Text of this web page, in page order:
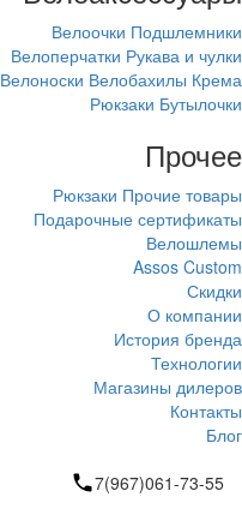
Велоочки Подшлемники
Велоперчатки Рукава и чулки
Велоноски Велобахилы Крема
Рюкзаки Бутылочки
Прочее
Рюкзаки Прочие товары
Подарочные сертификаты
Велошлемы
Assos Custom
Скидки
О компании
История бренда
Технологии
Магазины дилеров
Контакты
Блог
7(967)061-73-55